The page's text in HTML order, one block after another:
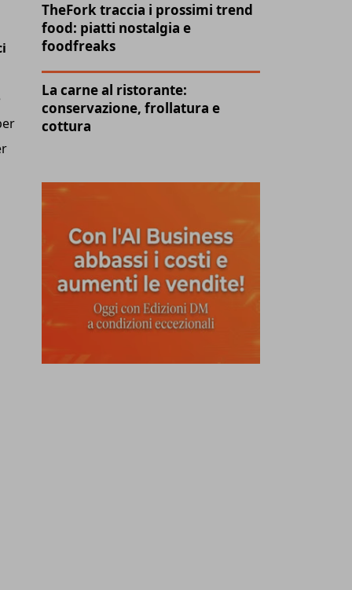
TheFork traccia i prossimi trend
food: piatti nostalgia e
foodfreaks
La carne al ristorante:
conservazione, frollatura e
cottura